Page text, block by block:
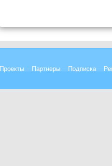
Проекты Партнеры Подписка